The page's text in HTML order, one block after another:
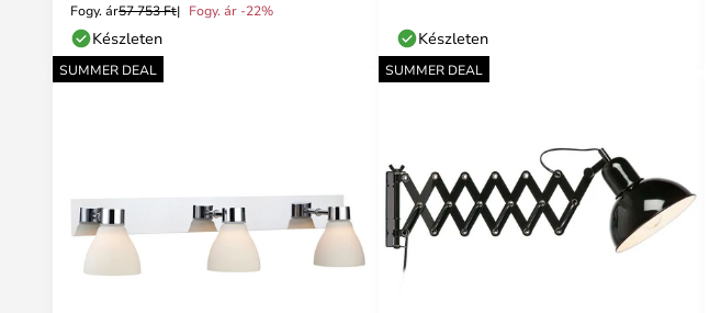
Fogy. ár57 753 Ft Fogy. ár -22%
Készleten Készleten
SUMMER DEAL SUMMER DEAL